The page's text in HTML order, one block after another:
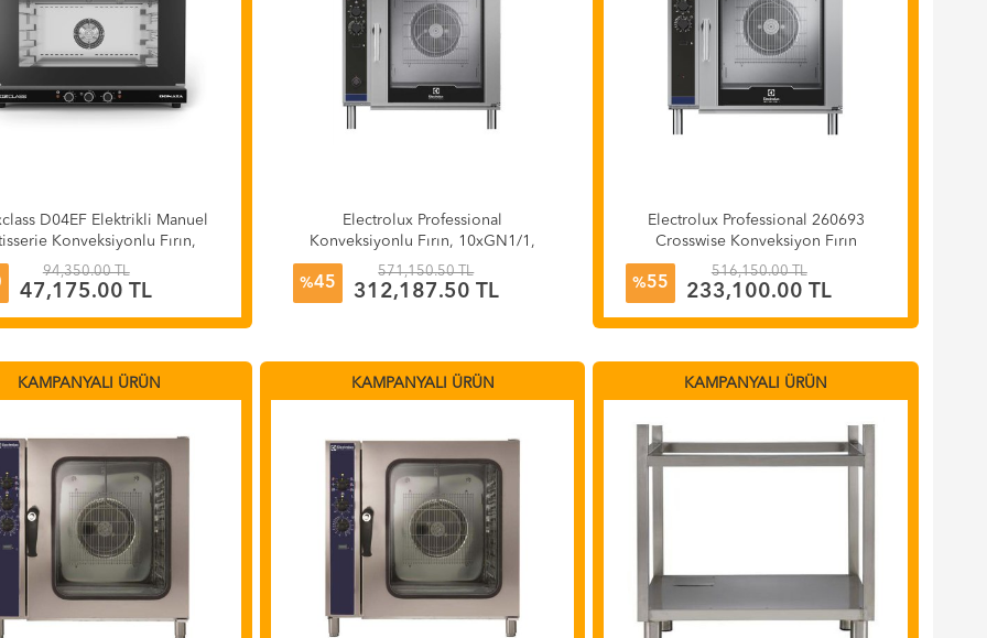
D04EF Elektrikli Manuel
Konveksiyonlu Fırın,
cm 4 Tepsi Kapasiteli
94,350.00 TL
47,175.00 TL
Electrolux Professional
Konveksiyonlu Fırın, 10xGN1/1,
Gazlı, 260819
%45
571,150.50 TL
312,187.50 TL
Electrolux Professional 260693
Crosswise Konveksiyon Fırın
Elektrikli Konveksiyon Fırın, 10
GN1/1
%55
516,150.00 TL
233,100.00 TL
KAMPANYALI ÜRÜN KAMPANYALI ÜRÜN KAMPANYALI ÜRÜN